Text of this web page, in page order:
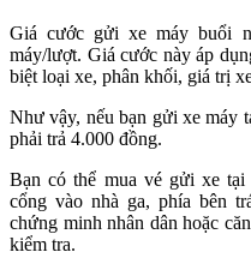
Giá cước gửi xe máy buổi
máy/lượt. Giá cước này áp
biệt loại xe, phân khối, giá trị
Như vậy, nếu bạn gửi xe máy
phải trả 4.000 đồng.
Bạn có thể mua vé gửi xe
cổng vào nhà ga, phía bên
chứng minh nhân dân hoặc
kiểm tra.